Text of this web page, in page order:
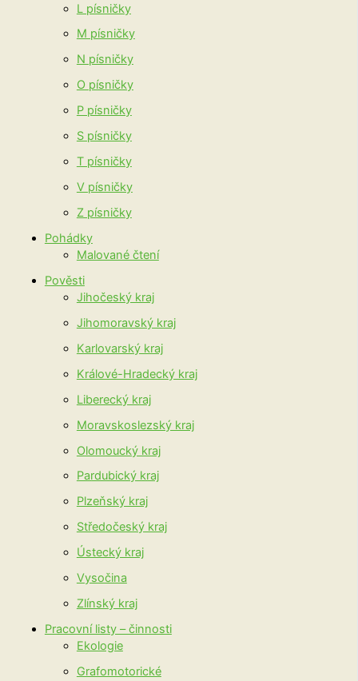
L písničky
M písničky
N písničky
O písničky
P písničky
S písničky
T písničky
V písničky
Z písničky
Pohádky
Malované čtení
Pověsti
Jihočeský kraj
Jihomoravský kraj
Karlovarský kraj
Králové-Hradecký kraj
Liberecký kraj
Moravskoslezský kraj
Olomoucký kraj
Pardubický kraj
Plzeňský kraj
Středočeský kraj
Ústecký kraj
Vysočina
Zlínský kraj
Pracovní listy – činnosti
Ekologie
Grafomotorické